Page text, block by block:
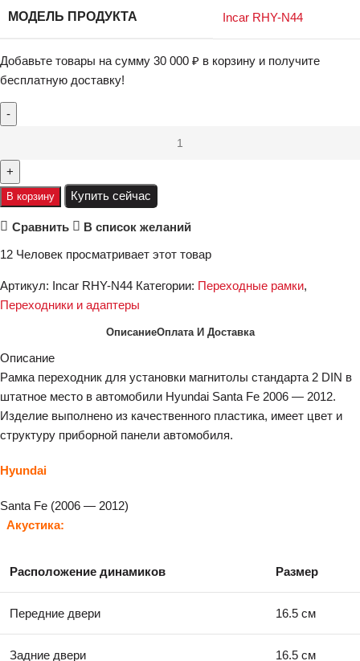
МОДЕЛЬ ПРОДУКТА Incar RHY-N44
Добавьте товары на сумму 30 000 ₽ в корзину и получите
бесплатную доставку!
В корзину Купить сейчас
Сравнить В список желаний
12 Человек просматривает этот товар
Артикул: Incar RHY-N44 Категории: Переходные рамки,
Переходники и адаптеры
ОписаниеОплата И Доставка
Описание
Рамка переходник для установки магнитолы стандарта 2 DIN в
штатное место в автомобили Hyundai Santa Fe 2006 — 2012.
Изделие выполнено из качественного пластика, имеет цвет и
структуру приборной панели автомобиля.
Hyundai
Santa Fe (2006 — 2012)
Акустика:
Расположение динамиков Размер
Передние двери 16.5 см
Задние двери 16.5 см